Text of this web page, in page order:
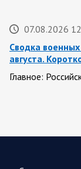
07.08.2026
Сводка
августа.
Главное:
07.08.2026
года